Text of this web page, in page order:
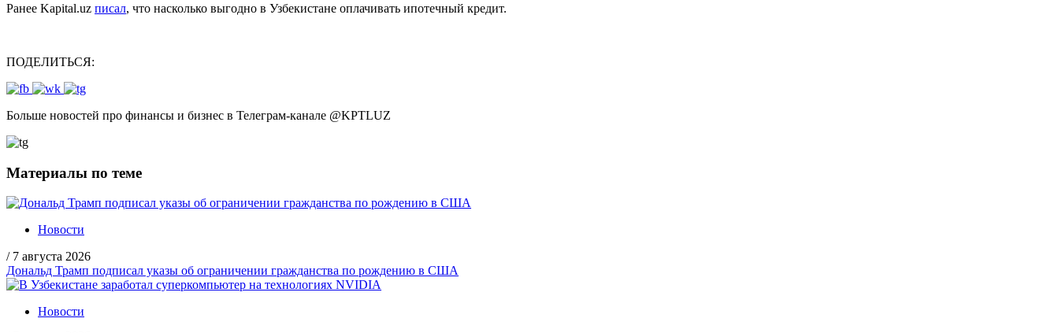
Ранее Kapital.uz писал, что насколько выгодно в Узбекистане оплачивать ипотечный кредит.
ПОДЕЛИТЬСЯ:
Больше новостей про финансы и бизнес в Телеграм-канале @KPTLUZ
Материалы по теме
Новости
/ 7 августа 2026
Дональд Трамп подписал указы об ограничении гражданства по рождению в США
Новости